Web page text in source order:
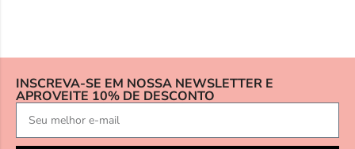
INSCREVA-SE EM NOSSA NEWSLETTER E
APROVEITE 10% DE DESCONTO